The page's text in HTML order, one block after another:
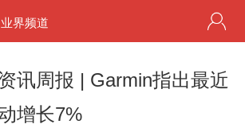
业界频道
讯周报 | Garmin指出最近
增长7%